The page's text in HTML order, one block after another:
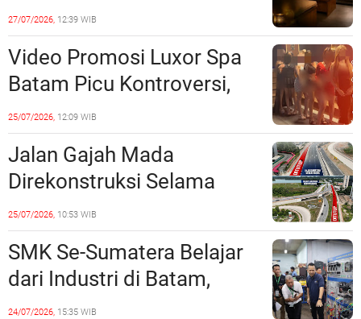
Minta Maaf, Konten
Langsung Di-Takedown
27/07/2026, 12:39 WIB
Video Promosi Luxor Spa
Batam Picu Kontroversi,
Dinilai Bermuatan Sensual
25/07/2026, 12:09 WIB
Jalan Gajah Mada
Direkonstruksi Selama
Empat Minggu, Ini Skema
Rekayasa Lalu Lintasnya
25/07/2026, 10:53 WIB
SMK Se-Sumatera Belajar
dari Industri di Batam,
Siapkan Lulusan Siap Kerja
24/07/2026, 15:35 WIB